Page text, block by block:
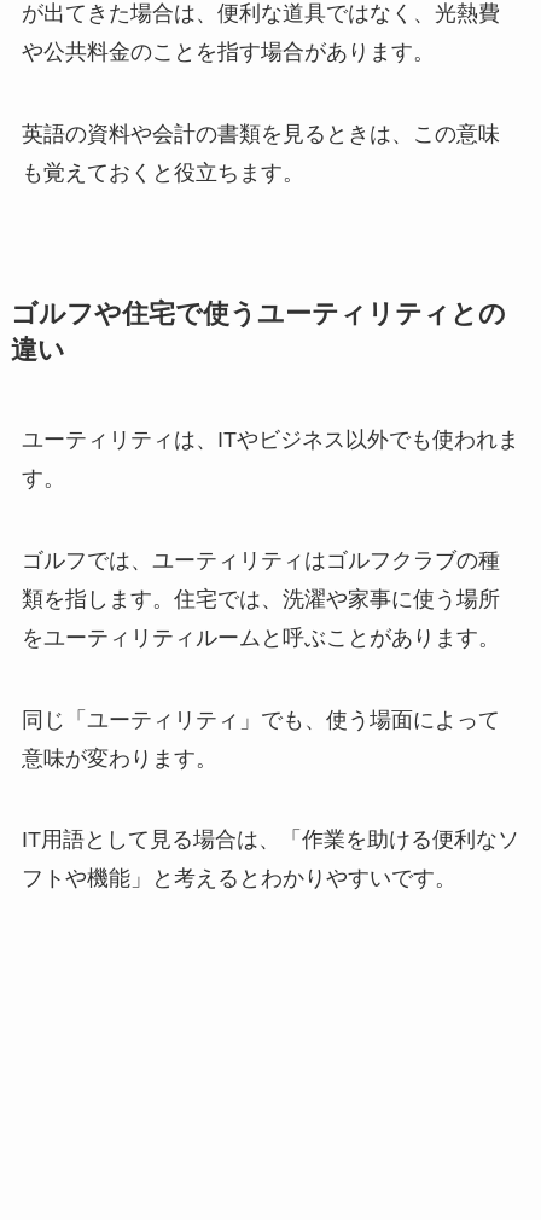
が出てきた場合は、便利な道具ではなく、光熱費
や公共料金のことを指す場合があります。
英語の資料や会計の書類を見るときは、この意味
も覚えておくと役立ちます。
ゴルフや住宅で使うユーティリティとの
違い
ユーティリティは、ITやビジネス以外でも使われま
す。
ゴルフでは、ユーティリティはゴルフクラブの種
類を指します。住宅では、洗濯や家事に使う場所
をユーティリティルームと呼ぶことがあります。
同じ「ユーティリティ」でも、使う場面によって
意味が変わります。
IT用語として見る場合は、「作業を助ける便利なソ
フトや機能」と考えるとわかりやすいです。